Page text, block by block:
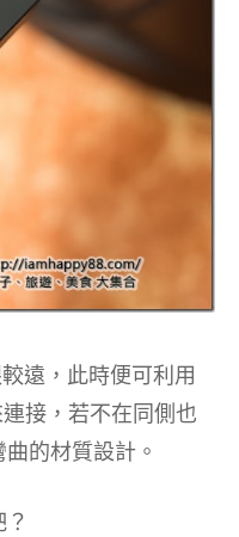
遠，此時便可利用
接，若不在同側也
的材質設計。